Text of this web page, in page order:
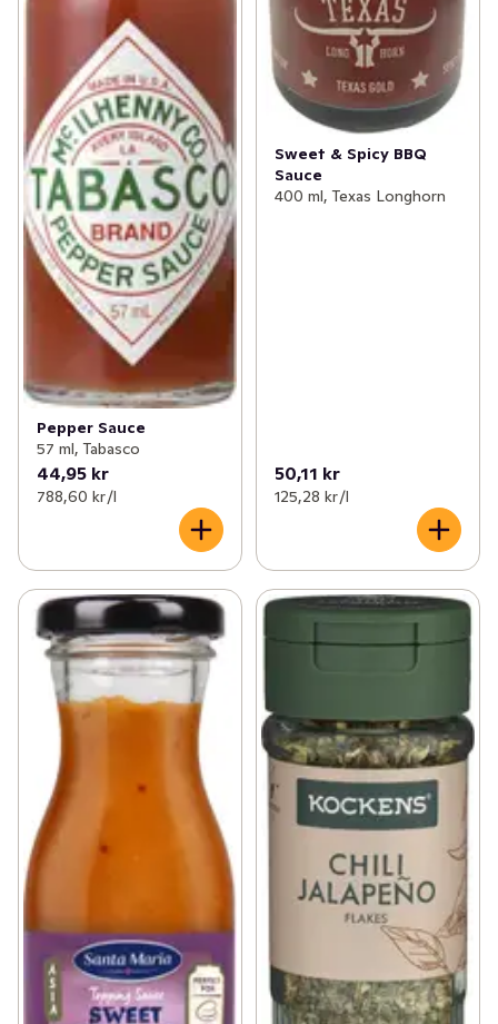
Pepper Sauce
57 ml, Tabasco
44,95 kr
788,60 kr /l
Sweet & Spicy BBQ
Sauce
400 ml, Texas Longhorn
50,11 kr
125,28 kr /l